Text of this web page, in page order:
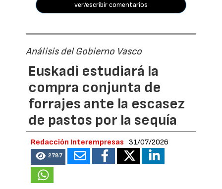
ver/escribir comentarios
Análisis del Gobierno Vasco
Euskadi estudiará la
compra conjunta de
forrajes ante la escasez
de pastos por la sequía
Redacción Interempresas 31/07/2026
2787